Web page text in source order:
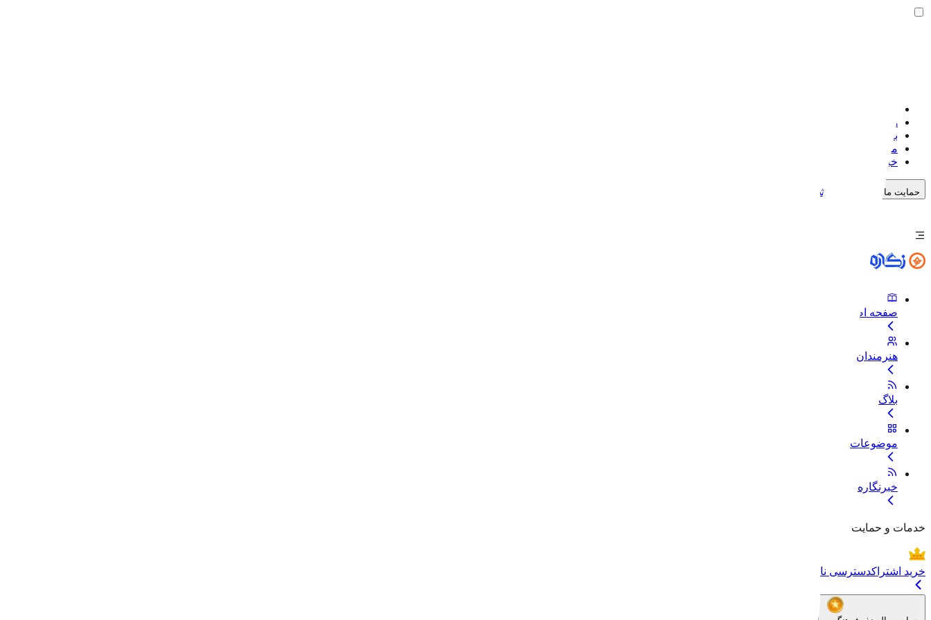
هنرمندان
بلاگ
موضوعات
خبرنگاره
حمایت مالی خرید اشتراک
صفحه اصلی
هنرمندان
بلاگ
موضوعات
خبرنگاره
خدمات و حمایت
خرید اشتراکدسترسی نامحدود به تمام فایل‌ها